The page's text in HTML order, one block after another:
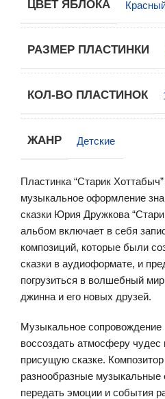
ЦВЕТ ЯБЛОКА
РАЗМЕР ПЛАСТИНКИ
КОЛ-ВО ПЛАСТИНОК
ЖАНР Детские
Пластинка “Старик
музыкальное оформление
сказки Юрия Дружкова
альбом включает в себя
композиций, которые были
сказки в аудиоформате, и
погрузиться в волшебный
джинна и его новых друзей.
Музыкальное сопровождение
воссоздать атмосферу чудес
присущую сказке.
разнообразные
передать эмоции и события